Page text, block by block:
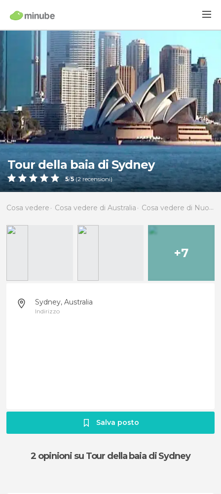
Tour della baia di Sydney
5/5 (2recensioni)
Cosa vedere Cosa vedere di Australia Cosa vedere di Nuovo Galles del Sud
+7
Sydney, Australia
Indirizzo
Salva posto
2 opinioni su Tour della baia di Sydney